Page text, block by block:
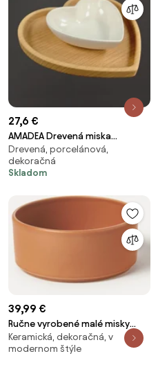
27,6 €
AMADEA Drevená miska
srdiečko s mištičkou, masívne
drevo, 20 cm
Drevená, porcelánová,
dekoračná
Skladom
39,99 €
Ručne vyrobené malé misky
Lowri, 4 ks
Keramická, dekoračná, v
modernom štýle